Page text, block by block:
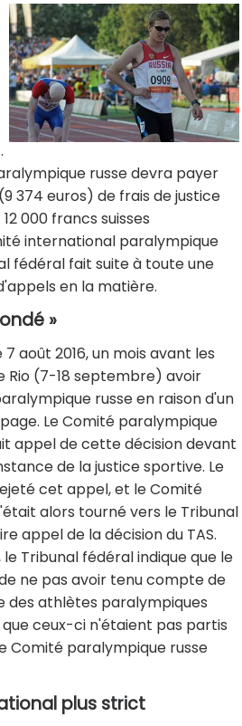
russe devra payer
374 euros) de frais de justice
000 francs suisses
international paralympique
fédéral fait suite à toute une
en la matière.
»
août 2016, un mois avant les
Rio (7-18 septembre) avoir
russe en raison d'un
Le Comité paralympique
appel de cette décision devant
de la justice sportive. Le
cet appel, et le Comité
alors tourné vers le Tribunal
appel de la décision du TAS.
le Tribunal fédéral indique que le
ne pas avoir tenu compte de
des athlètes paralympiques
que ceux-ci n'étaient pas partis
Comité paralympique russe
plus strict